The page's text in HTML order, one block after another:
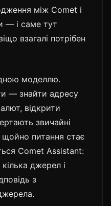
між Comet і
— і саме тут
взагалі потрібен
моделлю.
— знайти адресу
відкрити
звичайні
питання стає
Comet Assistant:
джерел і
з